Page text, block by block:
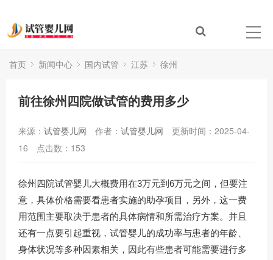
首页 新闻中心 国内试管 江苏 徐州
前往徐州四院做试管的费用多少
来源： 试管婴儿网 作者： 试管婴儿网
更新时间：2025-04-
16
点击数： 153
徐州四院试管婴儿大概费用在3万元到6万元之间，但要注
意，具体价格需要看患者实施的助孕项目，另外，这一费
用范围主要取决于患者的具体病情和所需治疗方案。并且
还有一点要引起重视，试管婴儿的成功率与患者的年龄、
身体状况等多种因素相关，因此有些患者可能需要进行多